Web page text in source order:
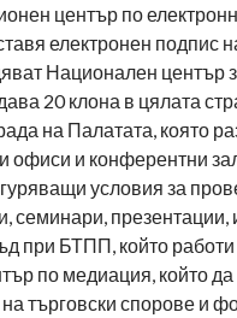
център по
електронен подпис
Национален център
20 клона в цялата
на Палатата, която
офиси и конферентни
условия за
семинари, презентации,
при БТПП, който работи
по медиация, който
търговски спорове и